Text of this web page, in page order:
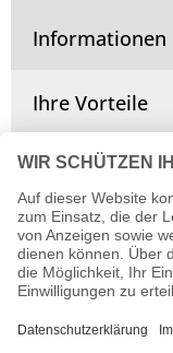
Informationen
Ihre Vorteile